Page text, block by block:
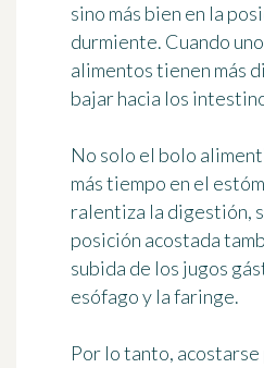
sino más bien en la
durmiente. Cuando
alimentos tienen más
bajar hacia los
No solo el bolo
más tiempo en el
ralentiza la digestión,
posición acostada
subida de los jugos
esófago y la faringe.
Por lo tanto, acostarse